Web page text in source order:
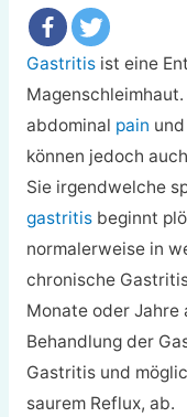
Gastritisist eine
abdominal pain
können jedoch
Sie irgendwelche
gastritisbeginnt
normalerweise in
chronische
Monate oder Jahre
Behandlung der
Gastritis und
saurem Reflux, ab.